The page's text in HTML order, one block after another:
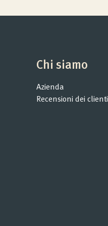
Chi siamo
Azienda
Recensioni dei clienti